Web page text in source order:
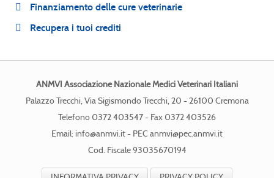
Finanziamento delle cure veterinarie
Recupera i tuoi crediti
ANMVI Associazione Nazionale Medici Veterinari Italiani
Palazzo Trecchi, Via Sigismondo Trecchi, 20 - 26100 Cremona
Telefono 0372 403547 - Fax 0372 403526
Email: info@anmvi.it- PEC anmvi@pec.anmvi.it
Cod. Fiscale 93035670194